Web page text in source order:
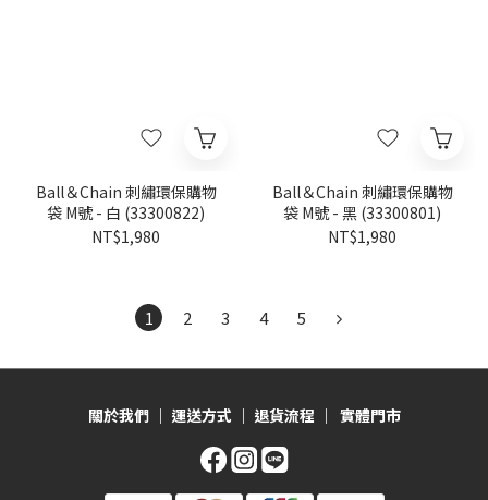
Ball＆Chain 刺繡環保購物
袋 M號 - 白 (33300822)
NT$1,980
Ball＆Chain 刺繡環保購物
袋 M號 - 黑 (33300801)
NT$1,980
1 2 3 4 5
關於我們｜ 運送方式｜ 退貨流程 ｜ 實體門市